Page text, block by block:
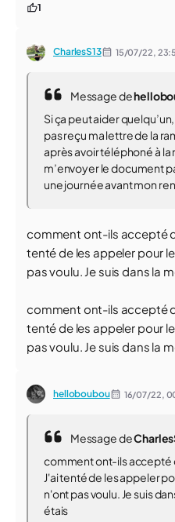
1
CharlesS13 15/07/22,
Message de
Si ça peut aider
pas reçu ma lettre de la
après avoir téléphoné à la
m’envoyer le document
une journée avant mon
comment ont-ils accepté
tenté de les appeler pour
pas voulu. Je suis dans la
comment ont-ils accepté
tenté de les appeler pour
pas voulu. Je suis dans la
helloboubou 16/07/22,
Message de
comment ont-ils accepté
J'ai tenté de les appeler
n'ont pas voulu. Je suis
étais